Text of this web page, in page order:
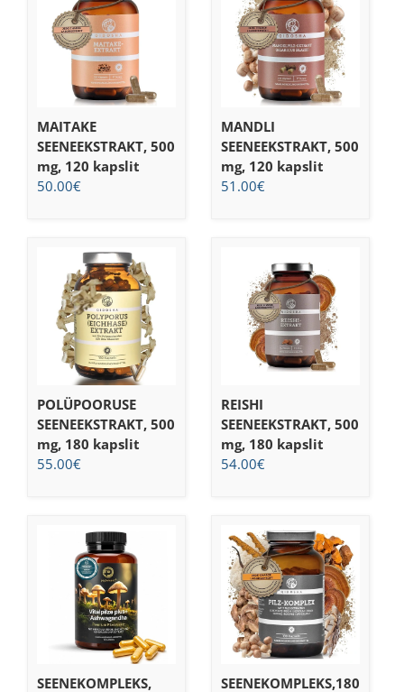
MAITAKE
SEENEEKSTRAKT, 500
mg, 120 kapslit
50.00€
MANDLI
SEENEEKSTRAKT, 500
mg, 120 kapslit
51.00€
POLÜPOORUSE
SEENEEKSTRAKT, 500
mg, 180 kapslit
55.00€
REISHI
SEENEEKSTRAKT, 500
mg, 180 kapslit
54.00€
SEENEKOMPLEKS,
SEENEKOMPLEKS,180